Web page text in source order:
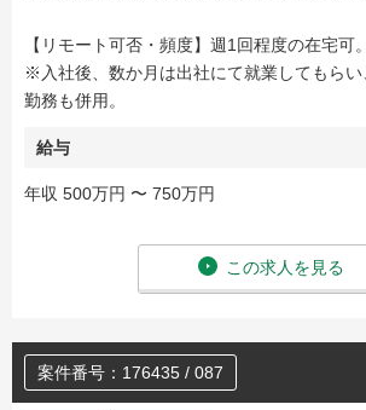
【リモート可否・頻度】週1回程度の在宅可。
※入社後、数か月は出社にて就業してもら
勤務も併用。
給与
年収 500万円 〜 750万円
この求人を見る
案件番号：176435 / 087